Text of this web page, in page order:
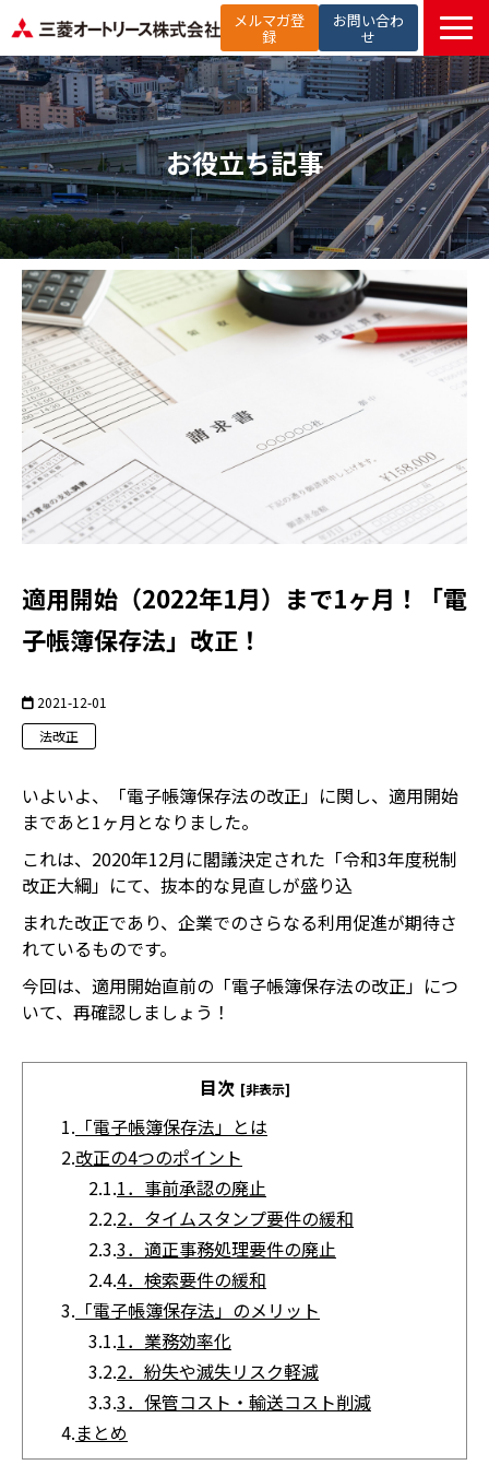
メルマガ登
録
お問い合わ
せ
TOP
提供サービス
解決したい課題から探す
選ばれる理由
お役立ち記事
セミナー
お知らせ
よくあるご質問
お役立ち記事
適用開始（2022年1月）まで1ヶ月！「電
子帳簿保存法」改正！
2021-12-01
法改正
いよいよ、「電子帳簿保存法の改正」に関し、適用開始
まであと1ヶ月となりました。
これは、2020年12月に閣議決定された「令和3年度税制
改正大綱」にて、抜本的な見直しが盛り込
まれた改正であり、企業でのさらなる利用促進が期待さ
れているものです。
今回は、適用開始直前の「電子帳簿保存法の改正」につ
いて、再確認しましょう！
目次 [非表示]
1. 「電子帳簿保存法」とは
2.改正の4つのポイント
2.1.1．事前承認の廃止
2.2.2．タイムスタンプ要件の緩和
2.3.3．適正事務処理要件の廃止
2.4.4．検索要件の緩和
3. 「電子帳簿保存法」のメリット
3.1.1．業務効率化
3.2.2．紛失や滅失リスク軽減
3.3.3．保管コスト・輸送コスト削減
4.まとめ